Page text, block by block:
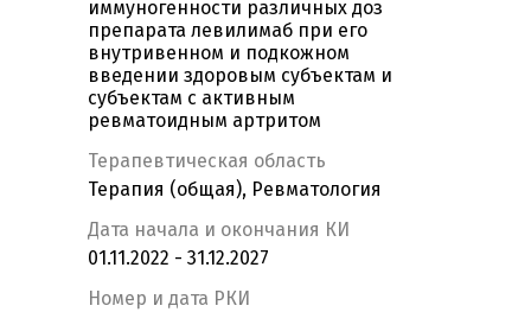
иммуногенности различных доз
препарата левилимаб при его
внутривенном и подкожном
введении здоровым субъектам и
субъектам с активным
ревматоидным артритом
Терапевтическая область
Терапия (общая), Ревматология
Дата начала и окончания КИ
01.11.2022 - 31.12.2027
Номер и дата РКИ